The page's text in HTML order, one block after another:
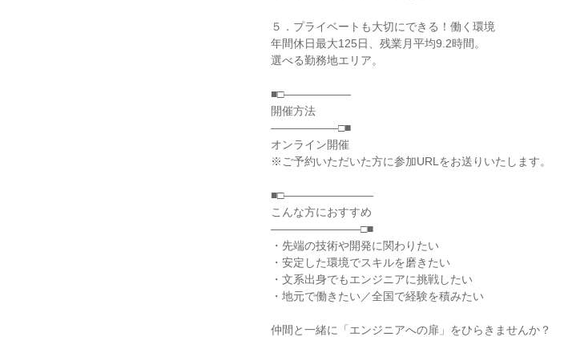
５．プライベートも大切にできる！働く環境
年間休日最大125日、残業月平均9.2時間。
選べる勤務地エリア。
■□――――――
開催方法
――――――□■
オンライン開催
※ご予約いただいた方に参加URLをお送りいたします。
■□――――――――
こんな方におすすめ
――――――――□■
・先端の技術や開発に関わりたい
・安定した環境でスキルを磨きたい
・文系出身でもエンジニアに挑戦したい
・地元で働きたい／全国で経験を積みたい
仲間と一緒に「エンジニアへの扉」をひらきませんか？